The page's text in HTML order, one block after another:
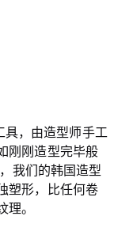
，由造型师手工
刚刚造型完毕般
我们的韩国造型
塑形，比任何卷
。